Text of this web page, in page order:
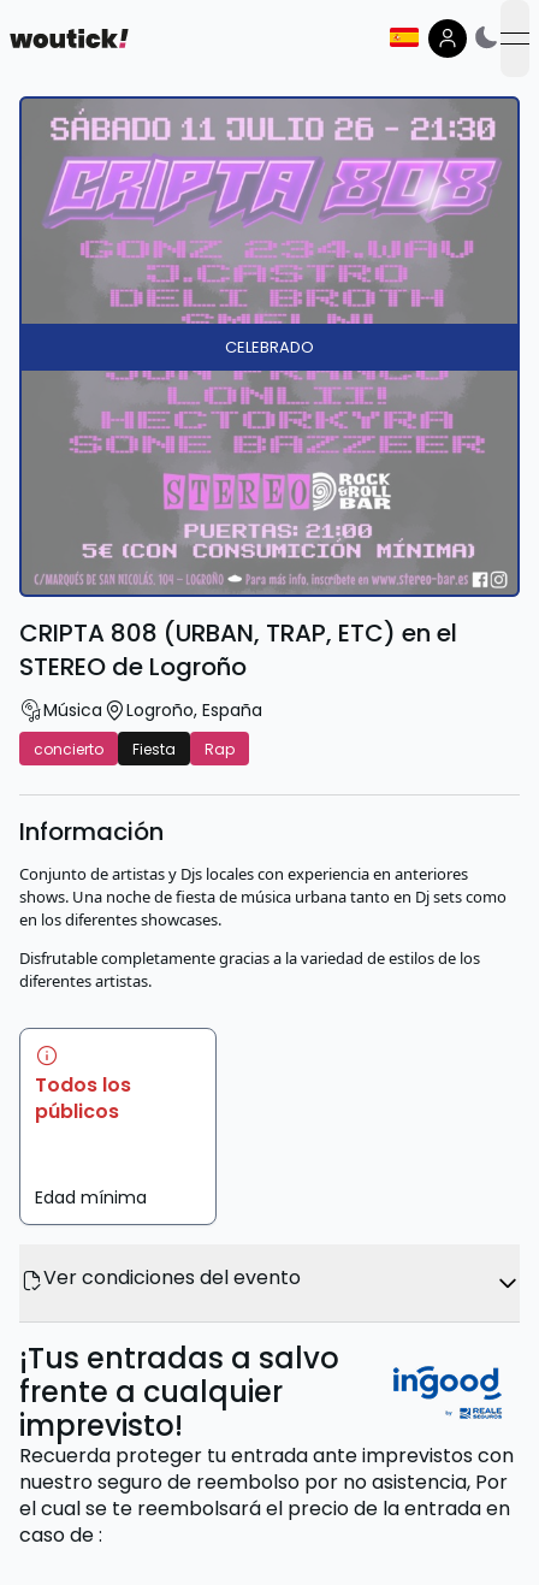
CELEBRADO
CRIPTA 808 (URBAN, TRAP, ETC) en el
STEREO de Logroño
Música Logroño, España
concierto Fiesta Rap
Información
Conjunto de artistas y Djs locales con experiencia en anteriores
shows. Una noche de fiesta de música urbana tanto en Dj sets como
en los diferentes showcases.
Disfrutable completamente gracias a la variedad de estilos de los
diferentes artistas.
Todos los
públicos
Edad mínima
Ver condiciones del evento
¡Tus entradas a salvo
frente a cualquier
imprevisto!
Recuerda proteger tu entrada ante imprevistos con
nuestro seguro de reembolso por no asistencia, Por
el cual se te reembolsará el precio de la entradaen
caso de: